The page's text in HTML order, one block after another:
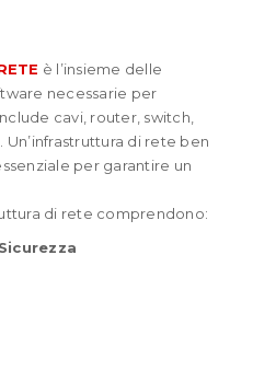
è l’insieme delle
necessarie per
cavi, router, switch,
Un’infrastruttura di rete ben
per garantire un
di rete comprendono:
Sicurezza